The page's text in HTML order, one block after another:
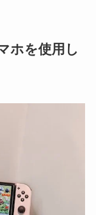
ホを使用し